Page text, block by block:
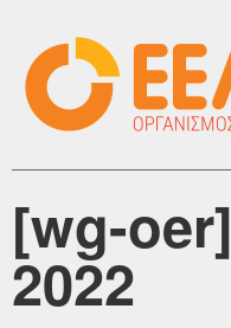
[wg-
2022